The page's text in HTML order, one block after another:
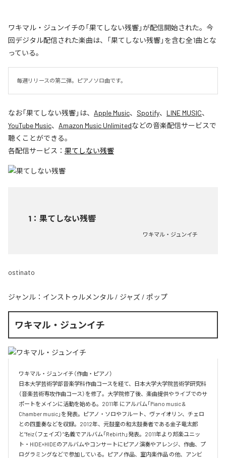
ワキマル・ジュンイチの「果てしない残響」が配信開始された。今
回デジタル配信された楽曲は、「果てしない残響」を含む全1曲とな
っている。
毎週リリースの第二弾。ピアノソロ曲です。
なお「果てしない残響」は、 Apple Music、 Spotify、 LINE MUSIC、
YouTube Music、 Amazon Music Unlimitedなどの音楽配信サービスで
聴くことができる。
各配信サービス： 果てしない残響
1 ： 果てしない残響
ワキマル・ジュンイチ
ostinato
ジャンル： インストゥルメンタル / ジャズ / ポップ
ワキマル・ジュンイチ
ワキマル・ジュンイチ（作曲・ピアノ）
日本大学芸術学部音楽学科作曲コースを経て、日本大学大学院芸術学研究科
（音楽芸術専攻作曲コース）を修了。大学院修了後、楽曲提供やライブでのサ
ポートをメインに活動を始める。2011年 にアルバム「Piano music &
Chamber music」を発表。ピアノ・ソロやフルート、ヴァイオリン、チェロ
との四重奏などを収録。2012年、元鼓童の和太鼓奏者である金子竜太郎
と”feiz（フェイズ）”名義でアルバム「Rebirth」発表。2011年より邦楽ユニッ
ト・HIDE×HIDEのアルバムやコンサートにピアノ演奏やアレンジ、作曲、プ
ログラミングなどで参加している。ピアノ作品、室内楽作品 の他、アンビ